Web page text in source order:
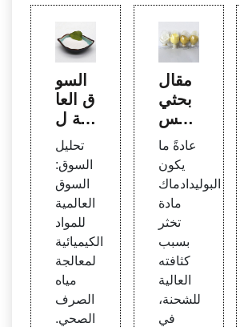
السو
ق العا
لمية ل
لمواد
الكيمي
ائية ل
معالج
ة مياه
الصر
ف ال
صحي
– الص
ناعة
تحليل
السوق:
السوق
العالمية
للمواد
الكيميائية
لمعالجة
مياه
الصرف
الصحي.
مقال
بحثي
لتحس
ين كف
اءة الت
خثر
عادةً ما
يكون
البوليدادماك
مادة
تخثر
بسبب
كثافته
العالية
للشحنة،
في